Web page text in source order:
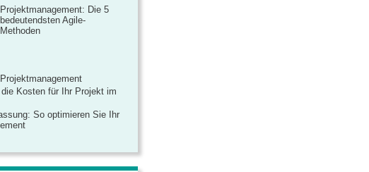
Projektmanagement: Die 5
bedeutendsten Agile-
Methoden
Kosten für Ihr Projekt im
So optimieren Sie Ihr